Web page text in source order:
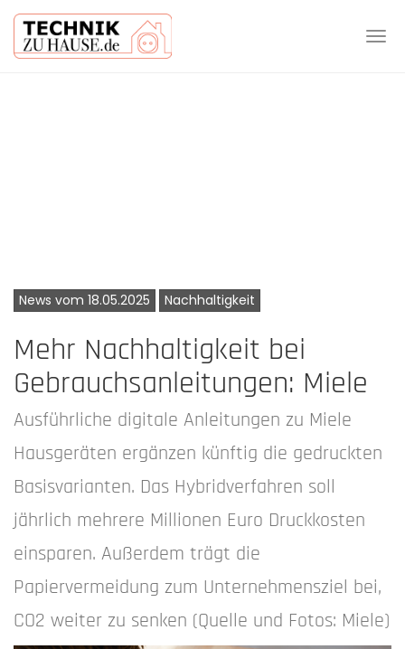
News vom 18.05.2025 Nachhaltigkeit
Mehr Nachhaltigkeit bei
Gebrauchsanleitungen: Miele
Ausführliche digitale Anleitungen zu Miele
Hausgeräten ergänzen künftig die gedruckten
Basisvarianten. Das Hybridverfahren soll
jährlich mehrere Millionen Euro Druckkosten
einsparen. Außerdem trägt die
Papiervermeidung zum Unternehmensziel bei,
CO2 weiter zu senken (Quelle und Fotos: Miele)